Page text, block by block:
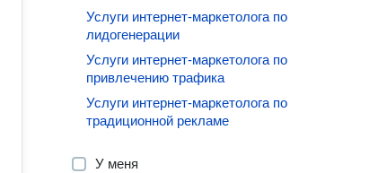
Услуги интернет-маркетолога по
лидогенерации
Услуги интернет-маркетолога по
привлечению трафика
Услуги интернет-маркетолога по
традиционной рекламе
У меня